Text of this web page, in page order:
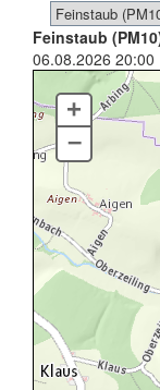
Feinstaub
06.08.2026 20:00
+
–